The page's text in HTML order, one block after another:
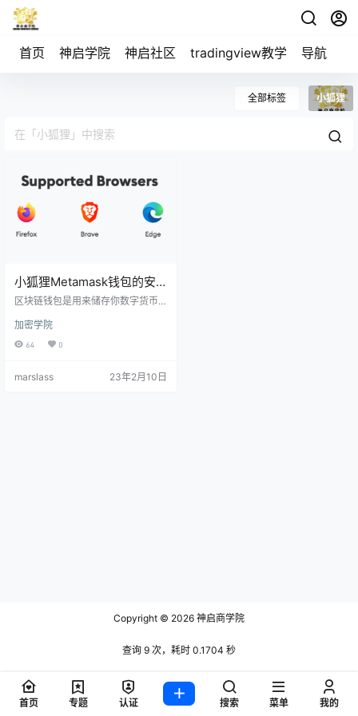
首页 神启学院 神启社区 tradingview教学 导航
全部标签 小狐狸
小狐狸Metamask钱包的安
装教程
区块链钱包是用来储存你数字货币
钱包也可以创建多个。 小狐狸钱包
是应用最广的一个钱包，支持的链
ps://metamask.io/download/ 安装
加密学院
64 0
marslass 23年2月10日
Copyright © 2026 神启商学院
查询 9 次，耗时 0.1704 秒
首页 专题 认证 搜索 菜单 我的